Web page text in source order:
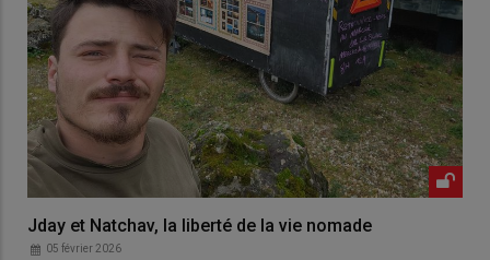
Jday et Natchav, la liberté de la vie nomade
05 février 2026